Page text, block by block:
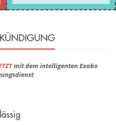
KÜNDIGUNG
mit dem intelligenten Exabo